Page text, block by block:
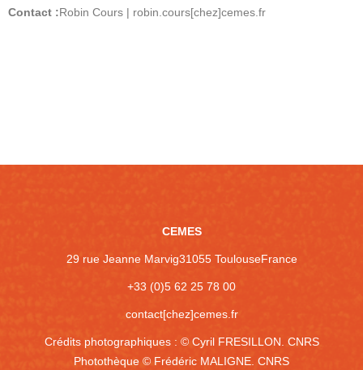
Contact :Robin Cours | robin.cours[chez]cemes.fr
CEMES
29 rue Jeanne Marvig31055 ToulouseFrance
+33 (0)5 62 25 78 00
contact[chez]cemes.fr
Crédits photographiques : © Cyril FRESILLON. CNRS
Photothèque © Frédéric MALIGNE. CNRS